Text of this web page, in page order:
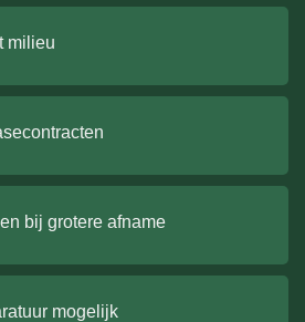
milieu
bij grotere afname
mogelijk